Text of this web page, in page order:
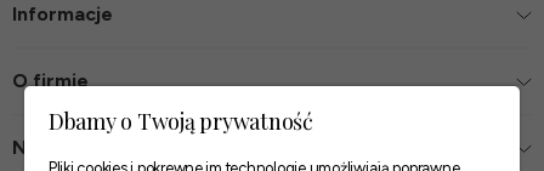
Informacje
O firmie
Nasze sklepy
Dbamy o Twoją prywatność